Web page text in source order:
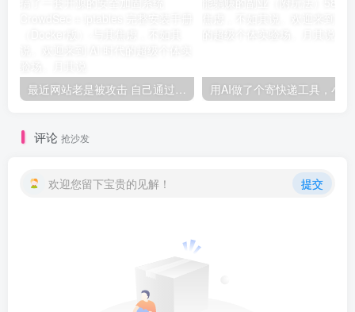
最近网站老是被攻击 自己通过AI搞了一套开源的安全加固系统 CrowdSec + iptables 完整安装手册（Docker版）
评论 抢沙发
欢迎您留下宝贵的见解！ 提交